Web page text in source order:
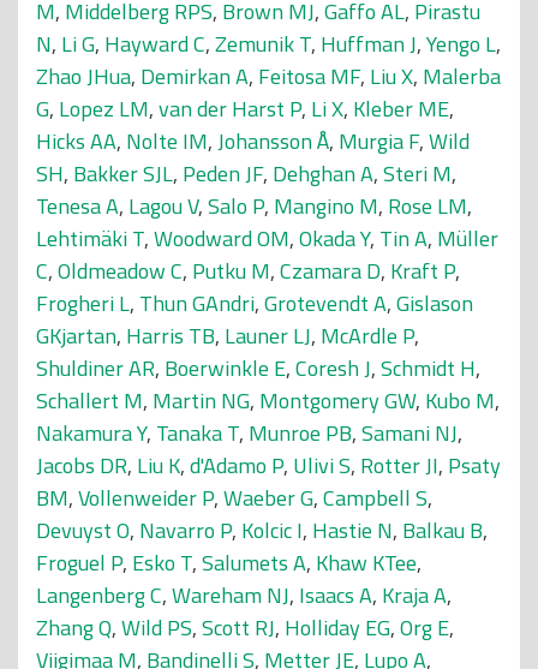
M, Middelberg RPS, Brown MJ,Gaffo AL, Pirastu
N, Li G, Hayward C,Zemunik T, Huffman J,Yengo L,
Zhao JHua, Demirkan A, Feitosa MF, Liu X, Malerba
G, Lopez LM,van der Harst P, Li X, Kleber ME,
Hicks AA, Nolte IM,Johansson Å, Murgia F,Wild
SH, Bakker SJL, Peden JF, Dehghan A,Steri M,
Tenesa A, Lagou V,Salo P, Mangino M, Rose LM,
Lehtimäki T,Woodward OM,Okada Y, Tin A, Müller
C,Oldmeadow C, Putku M,Czamara D, Kraft P,
Frogheri L, Thun GAndri,Grotevendt A,Gislason
GKjartan, Harris TB, Launer LJ, McArdle P,
Shuldiner AR, Boerwinkle E,Coresh J,Schmidt H,
Schallert M, Martin NG, Montgomery GW, Kubo M,
Nakamura Y, Tanaka T, Munroe PB,Samani NJ,
Jacobs DR, Liu K,d'Adamo P, Ulivi S, Rotter JI, Psaty
BM,Vollenweider P,Waeber G,Campbell S,
Devuyst O, Navarro P, Kolcic I, Hastie N, Balkau B,
Froguel P, Esko T,Salumets A, Khaw KTee,
Langenberg C,Wareham NJ, Isaacs A, Kraja A,
Zhang Q,Wild PS,Scott RJ, Holliday EG,Org E,
Viigimaa M, Bandinelli S, Metter JE, Lupo A,